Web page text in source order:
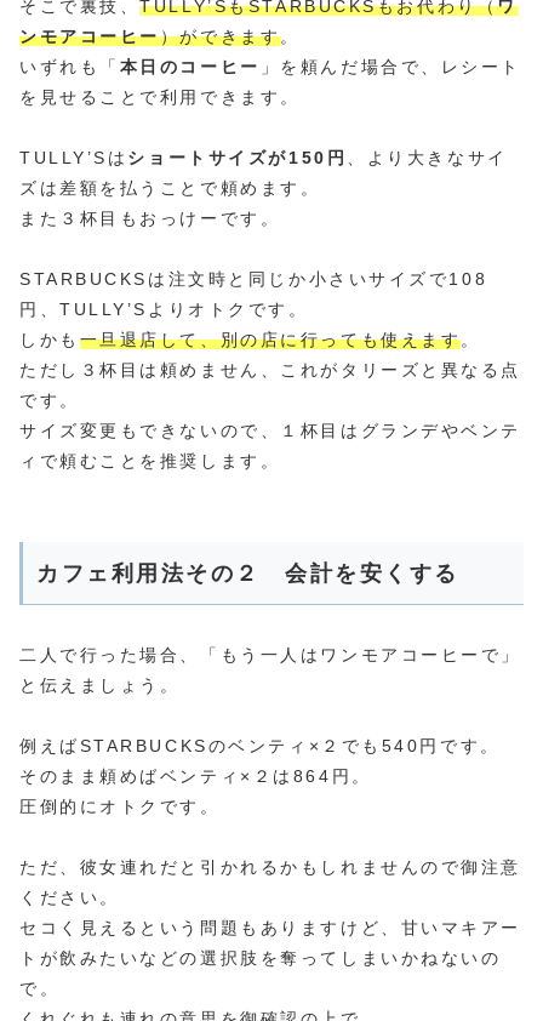
そこで裏技、TULLY’SもSTARBUCKSもお代わり（ワ
ンモアコーヒー）ができます。
いずれも「 本日のコーヒー 」を頼んだ場合で、レシート
を見せることで利用できます。
TULLY’Sは ショートサイズが150円
、より大きなサイ
ズは差額を払うことで頼めます。
また３杯目もおっけーです。
STARBUCKSは注文時と同じか小さいサイズで108
円、TULLY’Sよりオトクです。
しかも 一旦退店して、別の店に行っても使えます。
ただし３杯目は頼めません、これがタリーズと異なる点
です。
サイズ変更もできないので、１杯目はグランデやベンテ
ィで頼むことを推奨します。
カフェ利用法その２ 会計を安くする
二人で行った場合、「もう一人はワンモアコーヒーで」
と伝えましょう。
例えばSTARBUCKSのベンティ×２でも540円です。
そのまま頼めばベンティ×２は864円。
圧倒的にオトクです。
ただ、彼女連れだと引かれるかもしれませんので御注意
ください。
セコく見えるという問題もありますけど、甘いマキアー
トが飲みたいなどの選択肢を奪ってしまいかねないの
で。